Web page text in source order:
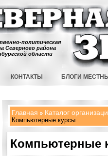
политическая
Северного района
области
КОНТАКТЫ БЛОГИ
Главная Каталог
Компьютерные курсы
Компьютерные